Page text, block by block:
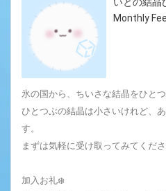
Monthly
氷の国から、ちいさな結晶をひと
ひとつぶの結晶は小さいけれど、
す。
まずは気軽に受け取ってみてくだ
加入お礼❄️